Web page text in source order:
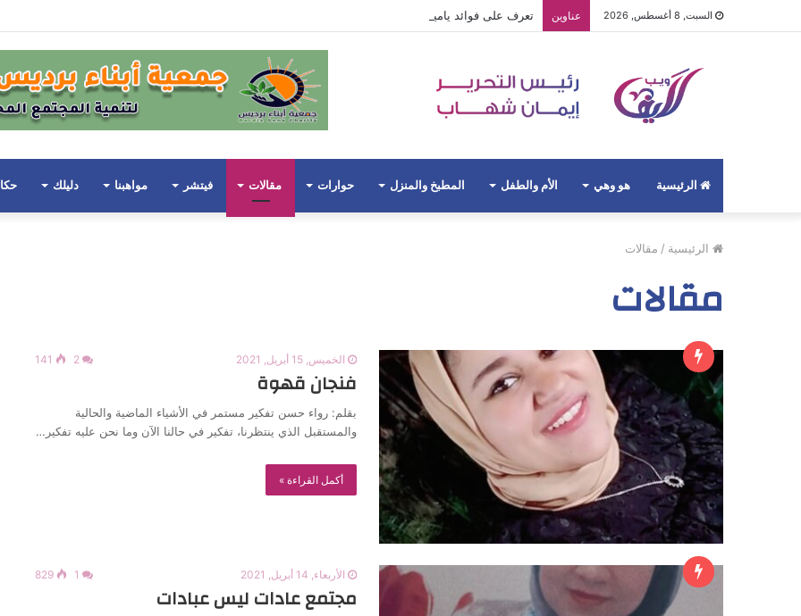
السبت, 8 أغسطس, 2026 عناوين تعرف على فوائد ياميش رمضان
الرئيسية هو وهي الأم والطفل المطبخ والمنزل حوارات مقالات فيتشر مواهبنا دليلك
الرئيسية / مقالات
مقالات
الخميس, 15 أبريل, 2021 2
141
فنجان قهوة
بقلم: رواء حسن تفكير مستمر في الأشياء الماضية والحالية
والمستقبل الذي ينتظرنا، تفكير في حالنا الآن وما نحن عليه تفكير…
أكمل القراءة »
الأربعاء, 14 أبريل, 2021 1
829
مجتمع عادات ليس عبادات